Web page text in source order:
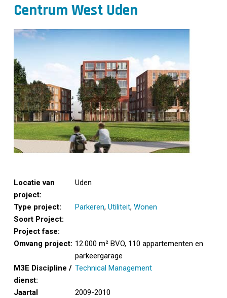
Centrum West Uden
Locatie van
project:
Uden
Type project: Parkeren, Utiliteit, Wonen
Soort Project:
Project fase:
Omvang project: 12.000 m² BVO, 110 appartementen en
parkeergarage
M3E Discipline /
dienst:
Technical Management
Jaartal
2009-2010